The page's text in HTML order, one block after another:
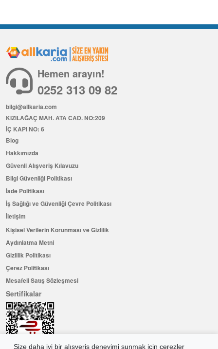
Size daha iyi bir alışveriş deneyimi sunmak için çerezler
Hemen arayın!
0252 313 09 82
bilgi@allkaria.com
KIZILAĞAÇ MAH. ATA CAD. NO:209
İÇ KAPI NO: 6
Blog
Hakkımızda
Güvenli Alışveriş Kılavuzu
Bilgi Güvenliği Politikası
İade Politikası
İş Sağlığı ve Güvenliği Çevre Politikası
İletişim
Kişisel Verilerin Korunması ve Gizlilik
Aydınlatma Metni
Gizlilik Politikası
Çerez Politikası
Mesafeli Satış Sözleşmesi
Sertifikalar